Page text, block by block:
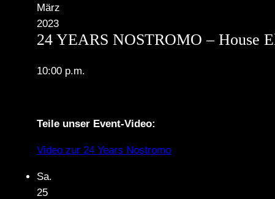
März
2023
24 YEARS NOSTROMO – House
10:00 p.m.
Teile unser Event-Video:
Video zur 24 Years Nostromo
Sa.
25